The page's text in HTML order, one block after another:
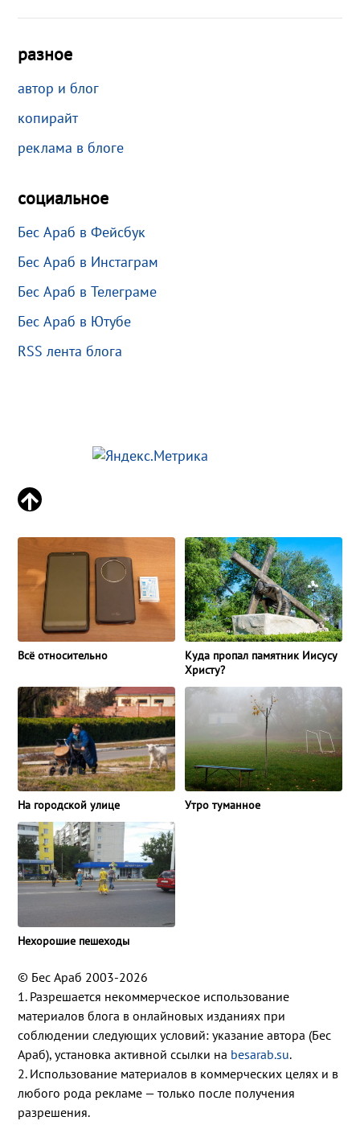
разное
автор и блог
копирайт
реклама в блоге
социальное
Бес Араб в Фейсбук
Бес Араб в Инстаграм
Бес Араб в Телеграме
Бес Араб в Ютубе
RSS лента блога
Всё относительно
Куда пропал памятник Иисусу
Христу?
На городской улице Утро туманное
Нехорошие пешеходы
© Бес Араб 2003-2026
1. Разрешается некоммерческое использование
материалов блога в онлайновых изданиях при
соблюдении следующих условий: указание автора (Бес
Араб), установка активной ссылки на besarab.su.
2. Использование материалов в коммерческих целях и в
любого рода рекламе — только после получения
разрешения.